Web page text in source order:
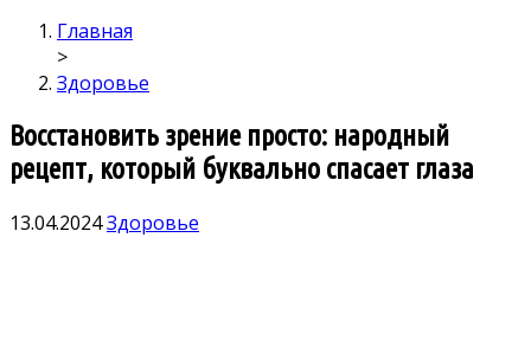
Главная
>
Здоровье
Восстановить зрение просто: народный
рецепт, который буквально спасает глаза
13.04.2024Здоровье